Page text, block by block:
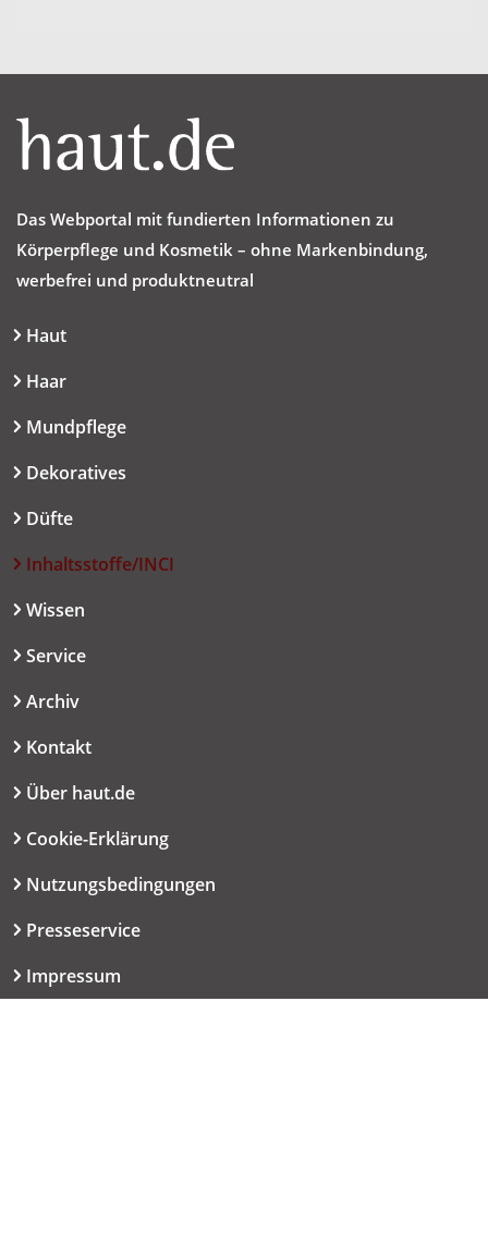
Das Webportal mit fundierten Informationen zu
Körperpflege und Kosmetik – ohne Markenbindung,
werbefrei und produktneutral
Haut
Haar
Mundpflege
Dekoratives
Düfte
Inhaltsstoffe/INCI
Wissen
Service
Archiv
Kontakt
Über haut.de
Cookie-Erklärung
Nutzungsbedingungen
Presseservice
Impressum